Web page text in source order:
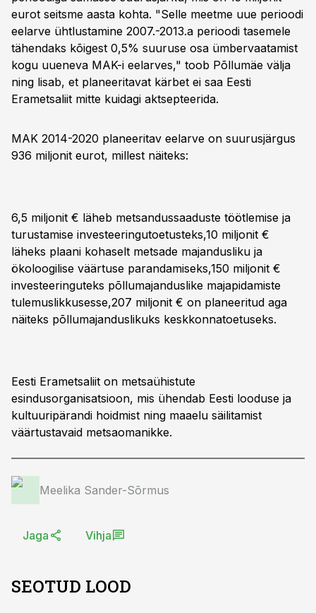
eurot seitsme aasta kohta. "Selle meetme uue perioodi
eelarve ühtlustamine 2007.-2013.a perioodi tasemele
tähendaks kõigest 0,5% suuruse osa ümbervaatamist
kogu uueneva MAK-i eelarves," toob Põllumäe välja
ning lisab, et planeeritavat kärbet ei saa Eesti
Erametsaliit mitte kuidagi aktsepteerida.
MAK 2014-2020 planeeritav eelarve on suurusjärgus
936 miljonit eurot, millest näiteks:
6,5 miljonit € läheb metsandussaaduste töötlemise ja
turustamise investeeringutoetusteks,10 miljonit €
läheks plaani kohaselt metsade majandusliku ja
ökoloogilise väärtuse parandamiseks,150 miljonit €
investeeringuteks põllumajanduslike majapidamiste
tulemuslikkusesse,207 miljonit € on planeeritud aga
näiteks põllumajanduslikuks keskkonnatoetuseks.
Eesti Erametsaliit on metsaühistute
esindusorganisatsioon, mis ühendab Eesti looduse ja
kultuuripärandi hoidmist ning maaelu säilitamist
väärtustavaid metsaomanikke.
Meelika Sander-Sõrmus
Jaga Vihja
SEOTUD LOOD